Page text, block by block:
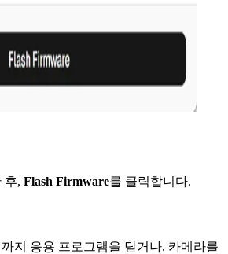
후, Flash Firmware를 클릭합니다.
지 응용 프로그램을 닫거나, 카메라를